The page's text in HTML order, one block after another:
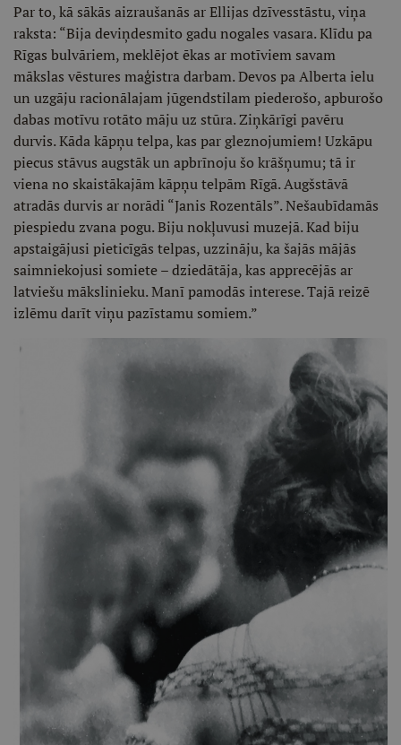
Par to, kā sākās aizraušanās ar Ellijas dzīvesstāstu, viņa
raksta: “Bija deviņdesmito gadu nogales vasara. Klīdu pa
Rīgas bulvāriem, meklējot ēkas ar motīviem savam
mākslas vēstures maģistra darbam. Devos pa Alberta ielu
un uzgāju racionālajam jūgendstilam piederošo, apburošo
dabas motīvu rotāto māju uz stūra. Ziņkārīgi pavēru
durvis. Kāda kāpņu telpa, kas par gleznojumiem! Uzkāpu
piecus stāvus augstāk un apbrīnoju šo krāšņumu; tā ir
viena no skaistākajām kāpņu telpām Rīgā. Augšstāvā
atradās durvis ar norādi “Janis Rozentāls”. Nešaubīdamās
piespiedu zvana pogu. Biju nokļuvusi muzejā. Kad biju
apstaigājusi pieticīgās telpas, uzzināju, ka šajās mājās
saimniekojusi somiete – dziedātāja, kas apprecējās ar
latviešu mākslinieku. Manī pamodās interese. Tajā reizē
izlēmu darīt viņu pazīstamu somiem.”